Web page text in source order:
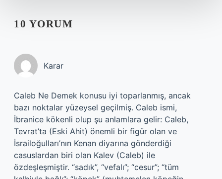
10 YORUM
Karar
Caleb Ne Demek konusu iyi toparlanmış, ancak
bazı noktalar yüzeysel geçilmiş. Caleb ismi,
İbranice kökenli olup şu anlamlara gelir: Caleb,
Tevrat’ta (Eski Ahit) önemli bir figür olan ve
İsrailoğulları’nın Kenan diyarına gönderdiği
casuslardan biri olan Kalev (Caleb) ile
özdeşleşmiştir. “sadık”, “vefalı”; “cesur”; “tüm